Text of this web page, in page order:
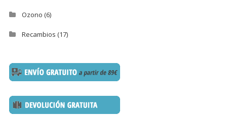
Ozono (6)
Recambios (17)